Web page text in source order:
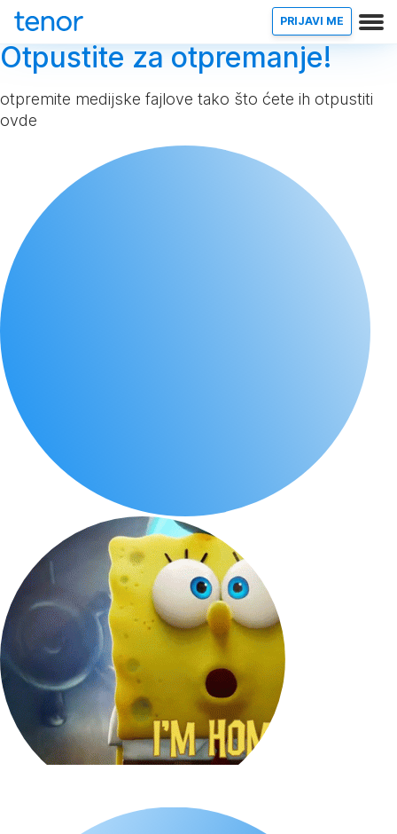
PRIJAVI ME
Otpustite za otpremanje!
otpremite medijske fajlove tako što ćete ih otpustiti
ovde